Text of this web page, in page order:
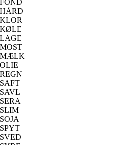
FOND
HÅRD
KLOR
KØLE
LAGE
MOST
MÆLK
OLIE
REGN
SAFT
SAVL
SERA
SLIM
SOJA
SPYT
SVED